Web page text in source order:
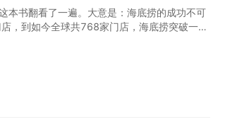
本书翻看了一遍。大意是：海底捞的成功不可
，到如今全球共768家门店，海底捞突破一般
： 1.极致用户体验 在品牌塑造上，海底捞已